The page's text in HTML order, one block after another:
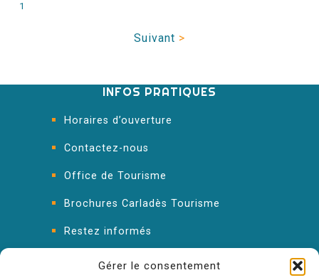
Gérer le consentement
1
Suivant >
INFOS PRATIQUES
Horaires d’ouverture
Contactez-nous
Office de Tourisme
Brochures Carladès Tourisme
Restez informés
FAQ : les réponses à vos questions